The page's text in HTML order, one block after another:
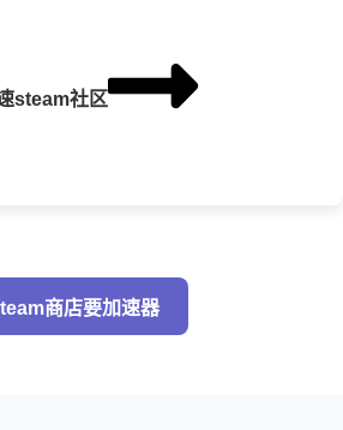
steam社区
商店要加速器